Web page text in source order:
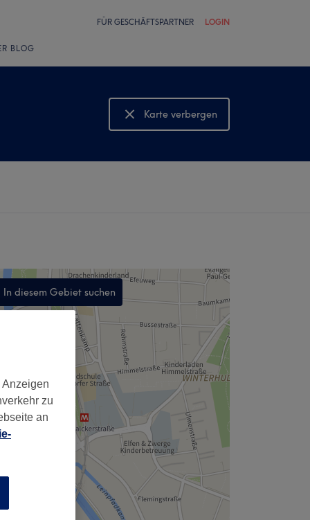
FÜR GESCHÄFTSPARTNER LOGIN
BLOG
Karte verbergen
Karte anzeigen
In diesem Gebiet suchen
,
zu
an